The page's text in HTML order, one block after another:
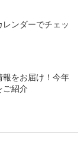
ンダーでチェッ
をお届け！今年
ご紹介